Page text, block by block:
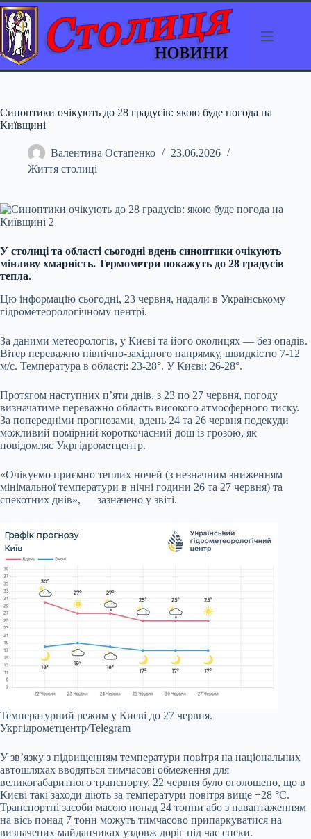
Перейти
до
вмісту
Синоптики очікують до 28 градусів: якою буде погода на
Київщині
Валентина Остапенко
23.06.2026
Життя столиці
У столиці та області сьогодні вдень синоптики очікують
мінливу хмарність. Термометри покажуть до 28 градусів
тепла.
Цю інформацію сьогодні, 23 червня, надали в Українському
гідрометеорологічному центрі.
За даними метеорологів, у Києві та його околицях — без опадів.
Вітер переважно північно-західного напрямку, швидкістю 7-12
м/с. Температура в області: 23-28°. У Києві: 26-28°.
Протягом наступних п’яти днів, з 23 по 27 червня, погоду
визначатиме переважно область високого атмосферного тиску.
За попередніми прогнозами, вдень 24 та 26 червня подекуди
можливий помірний короткочасний дощ із грозою, як
повідомляє Укргідрометцентр.
«Очікуємо приємно теплих ночей (з незначним зниженням
мінімальної температури в нічні години 26 та 27 червня) та
спекотних днів», — зазначено у звіті.
Температурний режим у Києві до 27 червня.
Укргідрометцентр/Telegram
У зв’язку з підвищенням температури повітря на національних
автошляхах вводяться тимчасові обмеження для
великогабаритного транспорту. 22 червня було оголошено, що в
Києві такі заходи діють за температури повітря вище +28 °C.
Транспортні засоби масою понад 24 тонни або з навантаженням
на вісь понад 7 тонн можуть тимчасово припаркуватися на
визначених майданчиках уздовж доріг під час спеки.